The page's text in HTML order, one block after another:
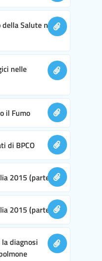
Salute nella
nelle
il Fumo
di BPCO
2015 (parte I)
2015 (parte II)
diagnosi